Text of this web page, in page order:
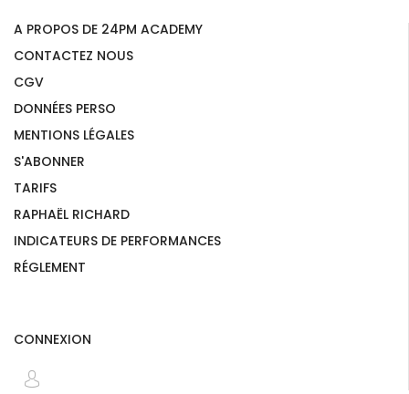
A PROPOS DE 24PM ACADEMY
CONTACTEZ NOUS
CGV
DONNÉES PERSO
MENTIONS LÉGALES
S'ABONNER
TARIFS
RAPHAËL RICHARD
INDICATEURS DE PERFORMANCES
RÉGLEMENT
CONNEXION